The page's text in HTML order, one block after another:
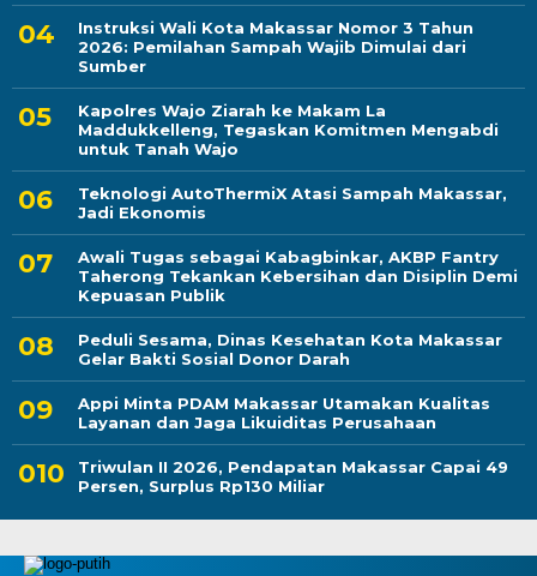
Instruksi Wali Kota Makassar Nomor 3 Tahun
2026: Pemilahan Sampah Wajib Dimulai dari
Sumber
Kapolres Wajo Ziarah ke Makam La
Maddukkelleng, Tegaskan Komitmen Mengabdi
untuk Tanah Wajo
Teknologi AutoThermiX Atasi Sampah Makassar,
Jadi Ekonomis
Awali Tugas sebagai Kabagbinkar, AKBP Fantry
Taherong Tekankan Kebersihan dan Disiplin Demi
Kepuasan Publik
Peduli Sesama, Dinas Kesehatan Kota Makassar
Gelar Bakti Sosial Donor Darah
Appi Minta PDAM Makassar Utamakan Kualitas
Layanan dan Jaga Likuiditas Perusahaan
Triwulan II 2026, Pendapatan Makassar Capai 49
Persen, Surplus Rp130 Miliar